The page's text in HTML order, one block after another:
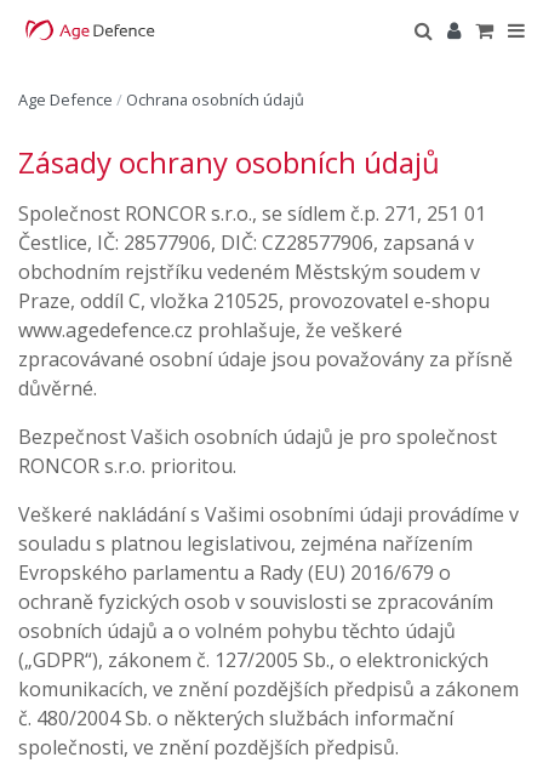
Age Defence / Ochrana osobních údajů
Zásady ochrany osobních údajů
Společnost RONCOR s.r.o., se sídlem č.p. 271, 251 01
Čestlice, IČ: 28577906, DIČ: CZ28577906, zapsaná v
obchodním rejstříku vedeném Městským soudem v
Praze, oddíl C, vložka 210525, provozovatel e-shopu
www.agedefence.cz prohlašuje, že veškeré
zpracovávané osobní údaje jsou považovány za přísně
důvěrné.
Bezpečnost Vašich osobních údajů je pro společnost
RONCOR s.r.o. prioritou.
Veškeré nakládání s Vašimi osobními údaji provádíme v
souladu s platnou legislativou, zejména nařízením
Evropského parlamentu a Rady (EU) 2016/679 o
ochraně fyzických osob v souvislosti se zpracováním
osobních údajů a o volném pohybu těchto údajů
(„GDPR“), zákonem č. 127/2005 Sb., o elektronických
komunikacích, ve znění pozdějších předpisů a zákonem
č. 480/2004 Sb. o některých službách informační
společnosti, ve znění pozdějších předpisů.